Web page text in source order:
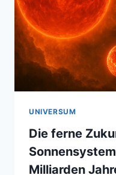
UNIVERSUM
Die ferne
Milliarden